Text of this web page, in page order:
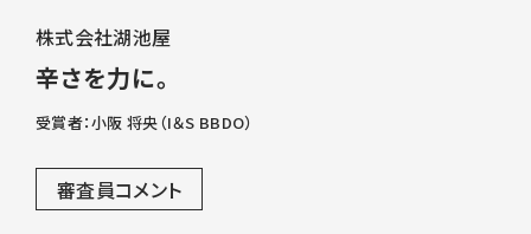
株式会社湖池屋
辛さを力に。
受賞者：小阪 将央（I＆S BBDO）
審査員コメント